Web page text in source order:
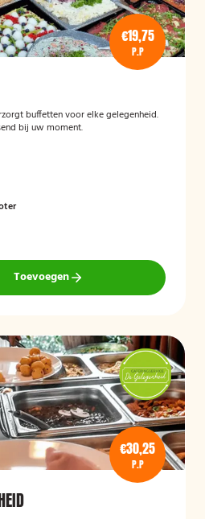
€19,75
P.P
buffetten voor elke gelegenheid.
bij uw moment.
Toevoegen
€30,25
P.P